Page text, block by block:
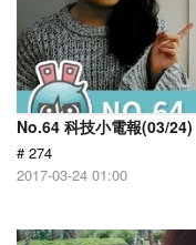
No.64 科技小電報(03/24)
# 274
2017-03-24 01:00